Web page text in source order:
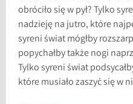
obróciło się w pył? Tylko
nadzieję na jutro, które
syreni świat mógłby
popychałby także nogi
Tylko syreni świat
które musiało zaszyć się w